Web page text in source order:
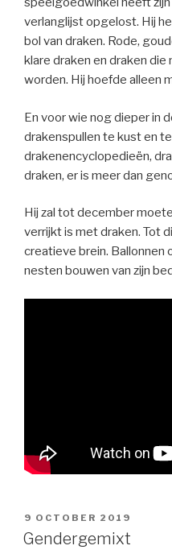
verlanglijst opgelost. Hij
bol van draken. Rode,
klare draken en draken
worden. Hij hoefde alleen
En voor wie nog dieper in
drakenspullen te kust en
drakenencyclopedieën,
draken, er is meer dan
Hij zal tot december
verrijkt is met draken. Tot
creatieve brein. Ballonnen
nesten bouwen van zijn
POSTED
ON
9 OCTOBER 2019
Gendergemixt